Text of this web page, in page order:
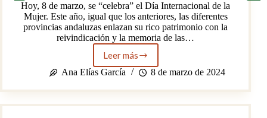
Hoy, 8 de marzo, se “celebra” el Día Internacional de la
Mujer. Este año, igual que los anteriores, las diferentes
provincias andaluzas enlazan su rico patrimonio con la
reivindicación y la memoria de las…
Leer más
8M.
Mujeres
patrimonio
en
Ana Elías García 8 de marzo de 2024